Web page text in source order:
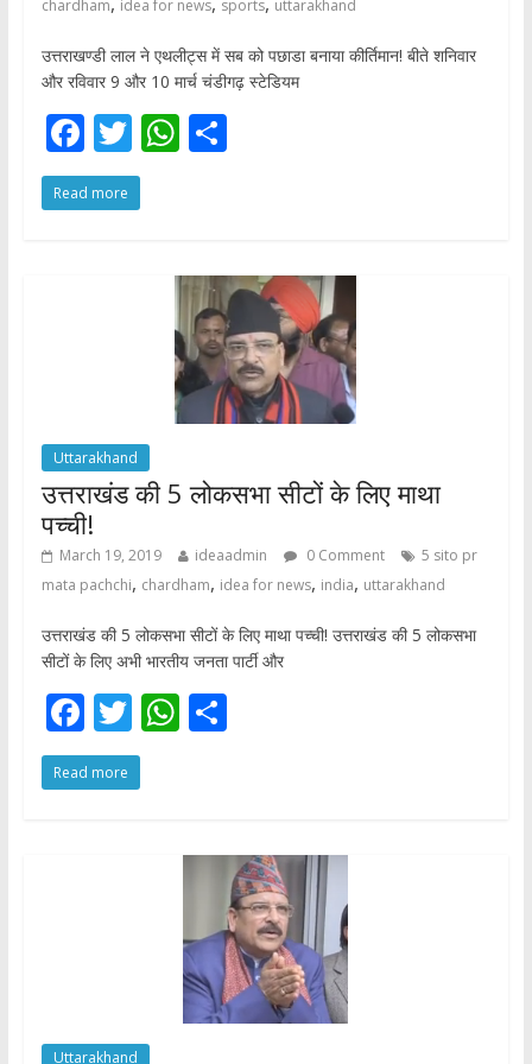
chardham idea for news sports uttarakhand
उत्तराखण्डी लाल ने एथलीट्स में सब को पछाडा बनाया कीर्तिमान! बीते शनिवार
और रविवार 9 और 10 मार्च चंडीगढ़ स्टेडियम
F
ac
e
T
w
itt
W
A
p
p
S
Read more
Uttarakhand
उत्तराखंड की 5 लोकसभा सीटों के लिए माथा
पच्ची!
March 19, 2019 ideaadmin 0 Comment
5 sito pr
mata pachchi, chardham, idea for news, india, uttarakhand
उत्तराखंड की 5 लोकसभा सीटों के लिए माथा पच्ची! उत्तराखंड की 5 लोकसभा
सीटों के लिए अभी भारतीय जनता पार्टी और
F
ac
e
T
w
itt
W
A
p
S
Read more
Uttarakhand